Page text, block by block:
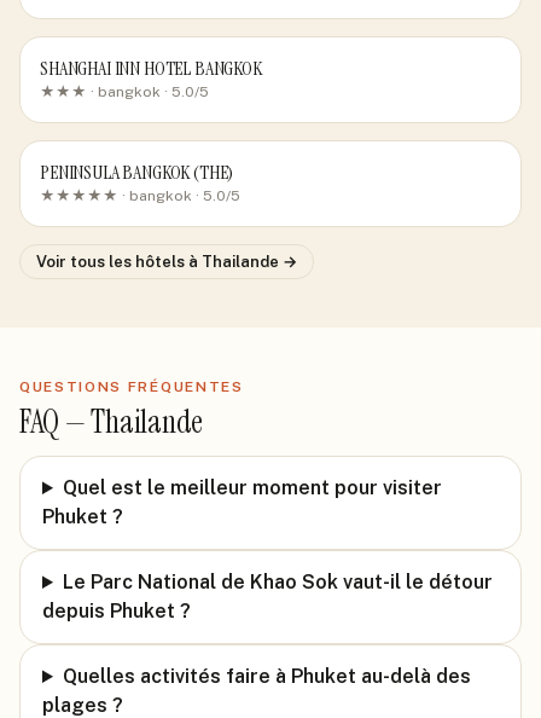
SHANGHAI INN HOTEL BANGKOK
★★★ · bangkok · 5.0/5
PENINSULA BANGKOK (THE)
★★★★★ · bangkok · 5.0/5
Voir tous les hôtels à Thailande →
QUESTIONS FRÉQUENTES
FAQ —Thailande
Quel est le meilleur moment pour visiter
Phuket ?
Le Parc National de Khao Sok vaut-il le détour
depuis Phuket ?
Quelles activités faire à Phuket au-delà des
plages ?